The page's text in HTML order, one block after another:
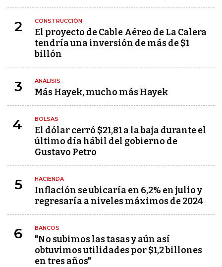
2 CONSTRUCCIÓN
El proyecto de Cable Aéreo de La Calera
tendría una inversión de más de $1
billón
3 ANÁLISIS
Más Hayek, mucho más Hayek
4 BOLSAS
El dólar cerró $21,81 a la baja durante el
último día hábil del gobierno de
Gustavo Petro
5 HACIENDA
Inflación se ubicaría en 6,2% en julio y
regresaría a niveles máximos de 2024
6 BANCOS
"No subimos las tasas y aún así
obtuvimos utilidades por $1,2 billones
en tres años"